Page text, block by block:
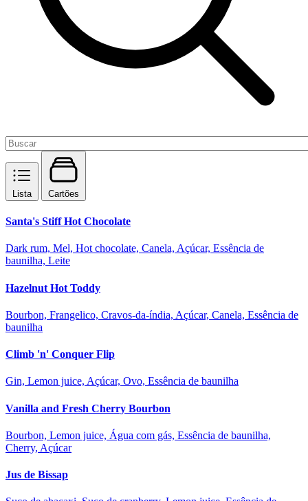
Lista Cartões
Santa's Stiff Hot Chocolate
Dark rum, Mel, Hot chocolate, Canela, Açúcar, Essência de
baunilha, Leite
Hazelnut Hot Toddy
Bourbon, Frangelico, Cravos-da-índia, Açúcar, Canela, Essência de
baunilha
Climb 'n' Conquer Flip
Gin, Lemon juice, Açúcar, Ovo, Essência de baunilha
Vanilla and Fresh Cherry Bourbon
Bourbon, Lemon juice, Água com gás, Essência de baunilha,
Cherry, Açúcar
Jus de Bissap